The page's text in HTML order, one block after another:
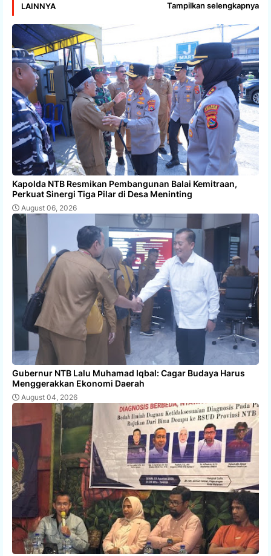
LAINNYA Tampilkan selengkapnya
Kapolda NTB Resmikan Pembangunan Balai Kemitraan,
Perkuat Sinergi Tiga Pilar di Desa Meninting
August 06, 2026
Gubernur NTB Lalu Muhamad Iqbal: Cagar Budaya Harus
Menggerakkan Ekonomi Daerah
August 04, 2026